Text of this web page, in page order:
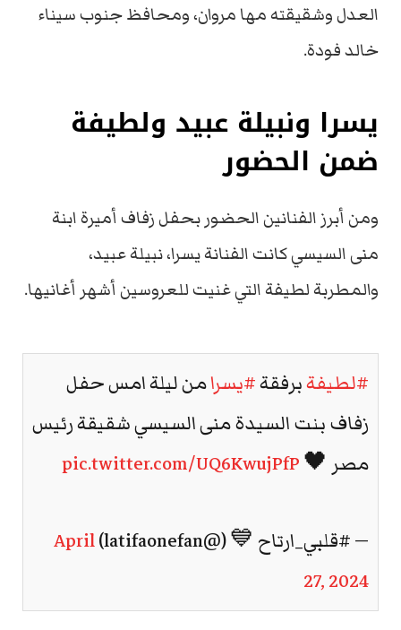
العدل وشقيقته مها مروان، ومحافظ جنوب سيناء
خالد فودة.
يسرا ونبيلة عبيد ولطيفة
ضمن الحضور
ومن أبرز الفنانين الحضور بحفل زفاف أميرة ابنة
منى السيسي كانت الفنانة يسرا، نبيلة عبيد،
والمطربة لطيفة التي غنيت للعروسين أشهر أغانيها.
#لطيفةبرفقة#يسرامن ليلة امس حفل
زفاف بنت السيدة منى السيسي شقيقة رئيس
مصر 🖤pic.twitter.com/UQ6KwujPfP
— #قلبي_ارتاح 💙 (@latifaonefan)
April
27, 2024